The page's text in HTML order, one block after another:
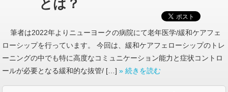
とは？
筆者は2022年よりニューヨークの病院にて老年医学/緩和ケアフェ
ローシップを行っています。 今回は、緩和ケアフェローシップのトレ
ーニングの中でも特に高度なコミュニケーション能力と症状コントロ
ールが必要となる緩和的な抜管/ […] » 続きを読む